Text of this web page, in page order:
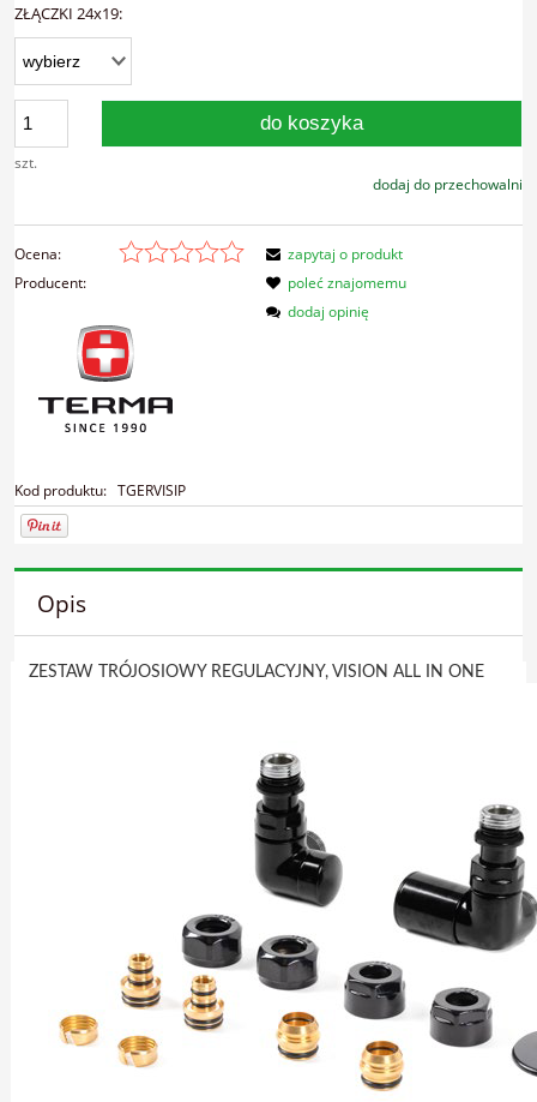
ZŁĄCZKI 24x19:
szt.
do koszyka
dodaj do przechowalni
Ocena:
Producent:
Kod produktu: TGERVISIP
zapytaj o produkt
poleć znajomemu
dodaj opinię
Opis
ZESTAW TRÓJOSIOWY REGULACYJNY, VISION ALL IN ONE